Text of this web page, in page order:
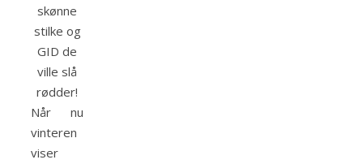
skønne
stilke og
GID de
ville slå
rødder!
Når nu
vinteren
viser